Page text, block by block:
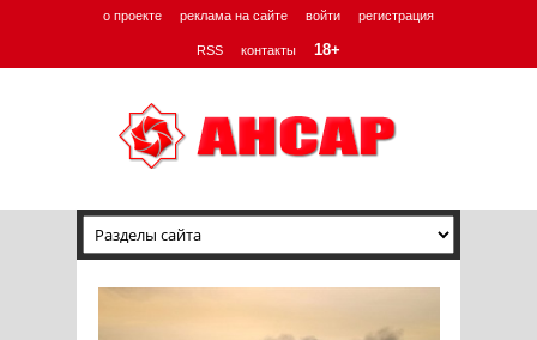
о проекте реклама на сайте войти регистрация
RSS контакты 18+